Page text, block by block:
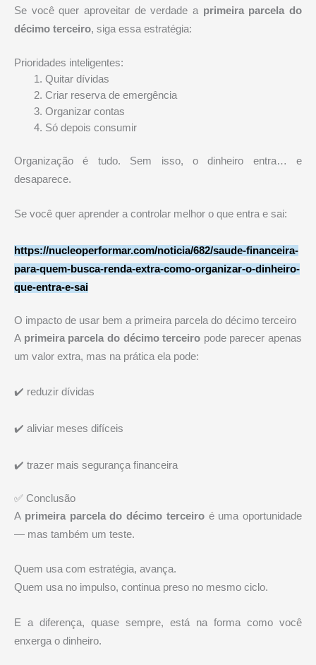
Se você quer aproveitar de verdade a primeira parcela do
décimo terceiro, siga essa estratégia:
Prioridades inteligentes:
Quitar dívidas
Criar reserva de emergência
Organizar contas
Só depois consumir
Organização é tudo. Sem isso, o dinheiro entra… e
desaparece.
Se você quer aprender a controlar melhor o que entra e sai:
https://nucleoperformar.com/noticia/682/saude-financeira-
para-quem-busca-renda-extra-como-organizar-o-dinheiro-
que-entra-e-sai
O impacto de usar bem a primeira parcela do décimo terceiro
A primeira parcela do décimo terceiro pode parecer apenas
um valor extra, mas na prática ela pode:
✔️ reduzir dívidas
✔️ aliviar meses difíceis
✔️ trazer mais segurança financeira
✅ Conclusão
A primeira parcela do décimo terceiroé uma oportunidade
— mas também um teste.
Quem usa com estratégia, avança.
Quem usa no impulso, continua preso no mesmo ciclo.
E a diferença, quase sempre, está na forma como você
enxerga o dinheiro.